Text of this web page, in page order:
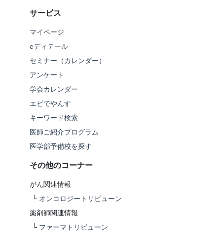
サービス
マイページ
eディテール
セミナー（カレンダー）
アンケート
学会カレンダー
エビでやんす
キーワード検索
医師ご紹介プログラム
医学部予備校を探す
その他のコーナー
がん関連情報
└ オンコロジートリビューン
薬剤師関連情報
└ ファーマトリビューン